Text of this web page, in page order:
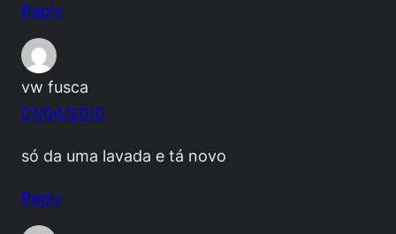
Reply
vw fusca
01/04/2010
só da uma lavada e tá novo
Reply